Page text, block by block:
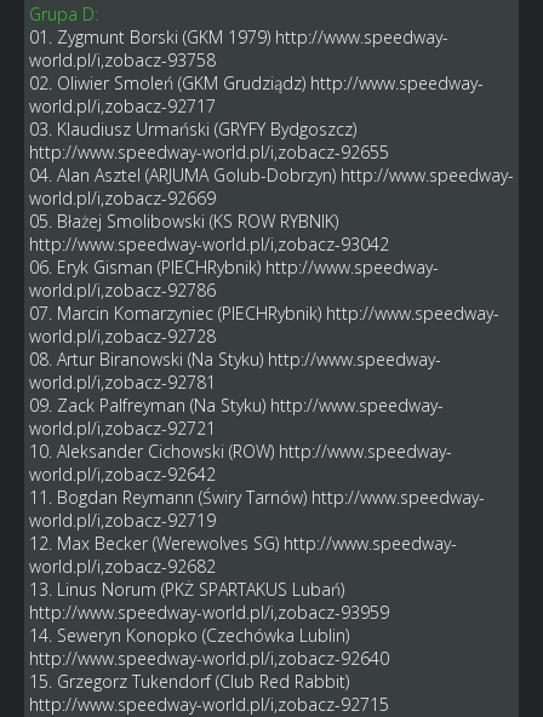
Grupa D:
01. Zygmunt Borski (GKM 1979) http://www.speedway-
world.pl/i,zobacz-93758
02. Oliwier Smoleń (GKM Grudziądz) http://www.speedway-
world.pl/i,zobacz-92717
03. Klaudiusz Urmański (GRYFY Bydgoszcz)
http://www.speedway-world.pl/i,zobacz-92655
04. Alan Asztel (ARJUMA Golub-Dobrzyn) http://www.speedway-
world.pl/i,zobacz-92669
05. Błażej Smolibowski (KS ROW RYBNIK)
http://www.speedway-world.pl/i,zobacz-93042
06. Eryk Gisman (PIECHRybnik) http://www.speedway-
world.pl/i,zobacz-92786
07. Marcin Komarzyniec (PIECHRybnik) http://www.speedway-
world.pl/i,zobacz-92728
08. Artur Biranowski (Na Styku) http://www.speedway-
world.pl/i,zobacz-92781
09. Zack Palfreyman (Na Styku) http://www.speedway-
world.pl/i,zobacz-92721
10. Aleksander Cichowski (ROW) http://www.speedway-
world.pl/i,zobacz-92642
11. Bogdan Reymann (Świry Tarnów) http://www.speedway-
world.pl/i,zobacz-92719
12. Max Becker (Werewolves SG) http://www.speedway-
world.pl/i,zobacz-92682
13. Linus Norum (PKŻ SPARTAKUS Lubań)
http://www.speedway-world.pl/i,zobacz-93959
14. Seweryn Konopko (Czechówka Lublin)
http://www.speedway-world.pl/i,zobacz-92640
15. Grzegorz Tukendorf (Club Red Rabbit)
http://www.speedway-world.pl/i,zobacz-92715